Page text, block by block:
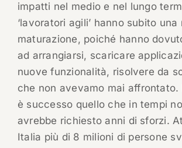
impatti nel medio e nel lungo
‘lavoratori agili’ hanno subito una
maturazione, poiché hanno
ad arrangiarsi, scaricare
nuove funzionalità, risolvere da
che non avevamo mai affrontato.
è successo quello che in tempi
avrebbe richiesto anni di sforzi.
Italia più di 8 milioni di persone